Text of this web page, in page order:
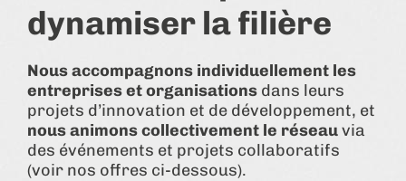
dynamiser la filière
Nous accompagnons individuellement les
entreprises et organisations dans leurs
projets d’innovation et de développement, et
nous animons collectivement le réseauvia
des événements et projets collaboratifs
(voir nos offres ci-dessous).